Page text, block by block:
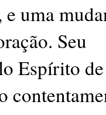
uma
Seu
Espírito de